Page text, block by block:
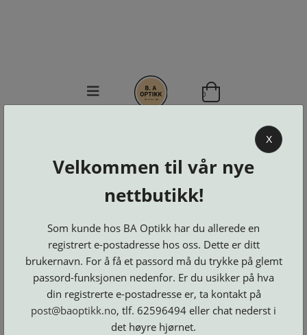
KJØPSVILKÅR
KONTAKT
OSS
DELER
LOGG INN
0
Brillerens
Brillesnorer
Clip-
on
og
Suncover
Etuier
Innfatninger
Lesebriller
og
Speil
Maskiner
Neseputer
Skruer
Solbriller
Verktøy
og
tilbehør
Se alle kategorier
X
Velkommen til vår nye
nettbutikk!
Som kunde hos BA Optikk har du allerede en
registrert e-postadresse hos oss. Dette er ditt
brukernavn. For å få et passord må du trykke på glemt
passord-funksjonen nedenfor. Er du usikker på hva
din registrerte e-postadresse er, ta kontakt på
post@baoptikk.no, tlf. 62596494 eller chat nederst i
det høyre hjørnet.